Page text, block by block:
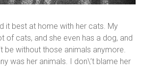
it best at home with her cats. My
of cats, and she even has a dog, and
be without those animals anymore.
was her animals. I don\’t blame her